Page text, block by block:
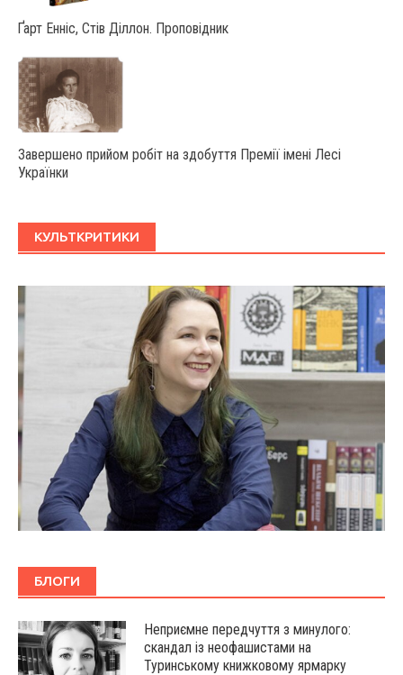
Ґарт Енніс, Стів Діллон. Проповідник
Завершено прийом робіт на здобуття Премії імені Лесі
Українки
КУЛЬТКРИТИКИ
БЛОГИ
Неприємне передчуття з минулого:
скандал із неофашистами на
Туринському книжковому ярмарку